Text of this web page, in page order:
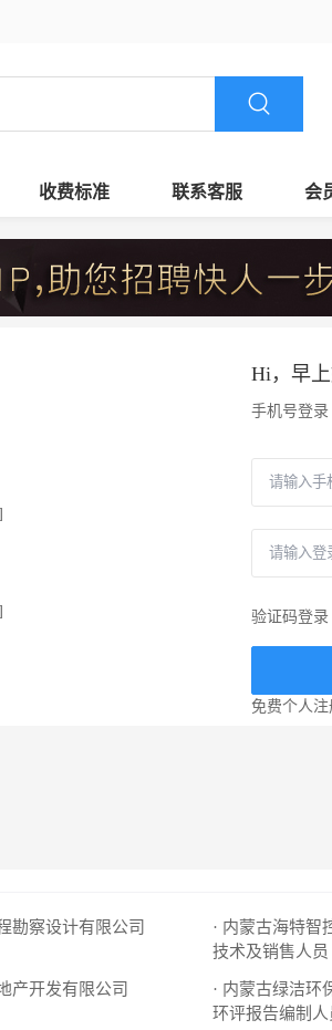
收费标准 联系客服 会
Hi， 早
手机号登录
验证码登录
免费个人注
勘察设计有限公司
· 内蒙古海特智
技术及销售人员
产开发有限公司
· 内蒙古绿洁环
环评报告编制人